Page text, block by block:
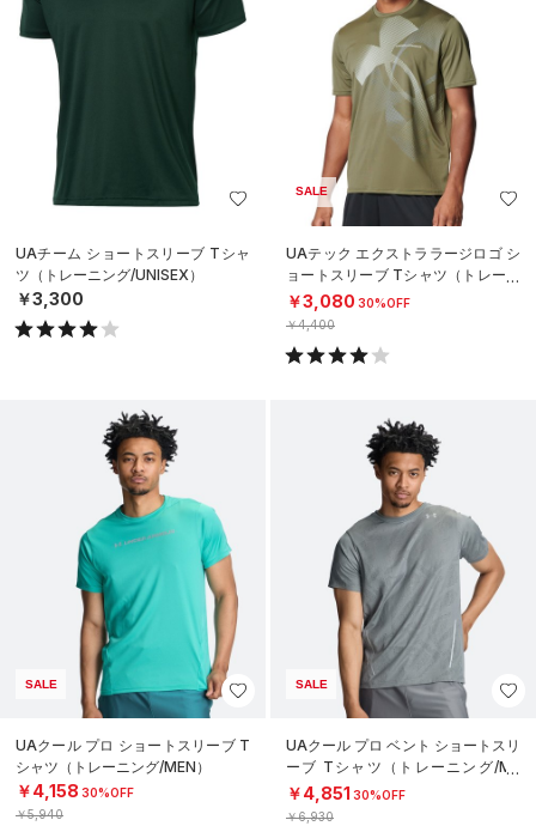
UAチーム ショートスリーブ Tシャ
ツ（トレーニング/UNISEX）
￥3,300
SALE
UAテック エクストララージロゴ シ
ョートスリーブ Tシャツ（トレーニ
ング/MEN）
￥3,080 30%OFF
￥4,400
SALE
UAクール プロ ショートスリーブ T
シャツ（トレーニング/MEN）
￥4,158 30%OFF
￥5,940
SALE
UAクール プロ ベント ショートスリ
ーブ Tシャツ（トレーニング/ME
N）
￥4,851 30%OFF
￥6,930